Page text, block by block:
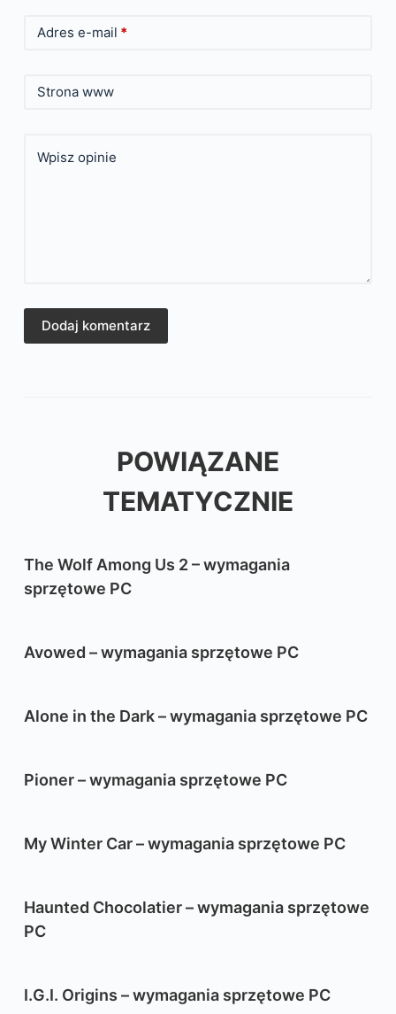
Adres e-mail *
Strona www
Wpisz opinie
Dodaj komentarz
POWIĄZANE
TEMATYCZNIE
The Wolf Among Us 2 – wymagania
sprzętowe PC
Avowed – wymagania sprzętowe PC
Alone in the Dark – wymagania sprzętowe PC
Pioner – wymagania sprzętowe PC
My Winter Car – wymagania sprzętowe PC
Haunted Chocolatier – wymagania sprzętowe
PC
I.G.I. Origins – wymagania sprzętowe PC